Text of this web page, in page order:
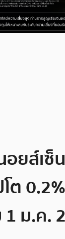
ยส์เซ็
ต
1 ม.ค.